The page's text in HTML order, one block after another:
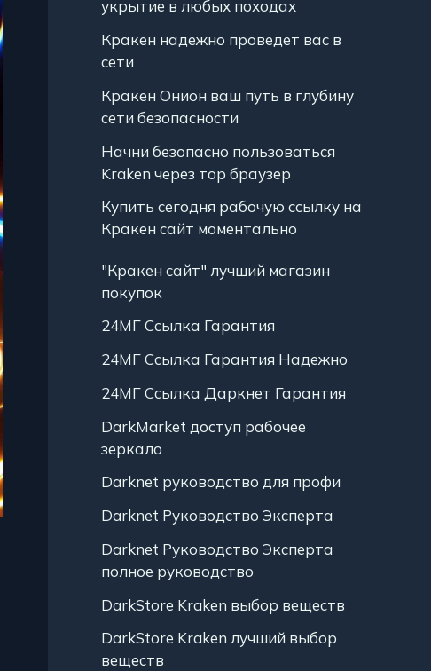
укрытие в любых походах
Кракен надежно проведет вас в
сети
Кракен Онион ваш путь в глубину
сети безопасности
Начни безопасно пользоваться
Kraken через тор браузер
Купить сегодня рабочую ссылку на
Кракен сайт моментально
"Кракен сайт" лучший магазин
покупок
24МГ Ссылка Гарантия
24МГ Ссылка Гарантия Надежно
24МГ Ссылка Даркнет Гарантия
DarkMarket доступ рабочее
зеркало
Darknet руководство для профи
Darknet Руководство Эксперта
Darknet Руководство Эксперта
полное руководство
DarkStore Kraken выбор веществ
DarkStore Kraken лучший выбор
веществ